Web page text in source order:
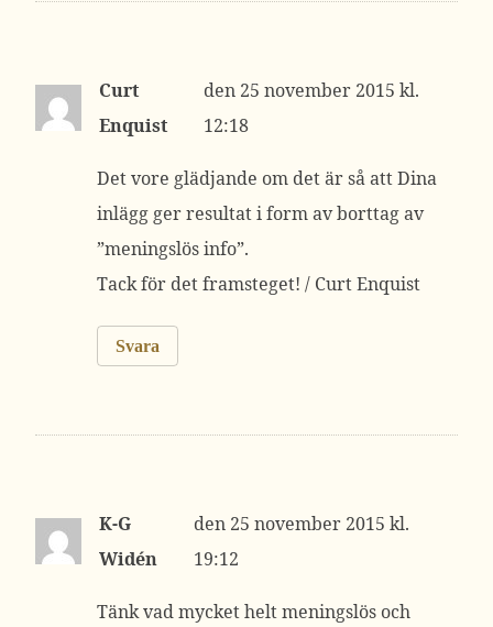
Curt
Enquist
25 november 2015 kl.
12:18
Det vore glädjande om det är så att Dina
inlägg ger resultat i form av borttag av
”meningslös info”.
Tack för det framsteget! / Curt Enquist
Svara
K-G
Widén
25 november 2015 kl.
19:12
Tänk vad mycket helt meningslös och